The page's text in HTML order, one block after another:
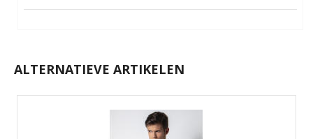
ALTERNATIEVE ARTIKELEN